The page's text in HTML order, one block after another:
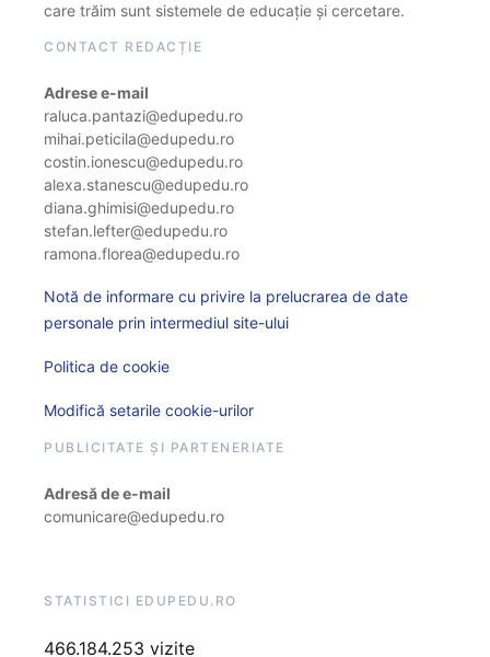
care trăim sunt sistemele de educație și cercetare.
CONTACT REDACȚIE
Adrese e-mail
raluca.pantazi@edupedu.ro
mihai.peticila@edupedu.ro
costin.ionescu@edupedu.ro
alexa.stanescu@edupedu.ro
diana.ghimisi@edupedu.ro
stefan.lefter@edupedu.ro
ramona.florea@edupedu.ro
Notă de informare cu privire la prelucrarea de date
personale prin intermediul site-ului
Politica de cookie
Modifică setarile cookie-urilor
PUBLICITATE ȘI PARTENERIATE
Adresă de e-mail
comunicare@edupedu.ro
STATISTICI EDUPEDU.RO
466.184.253 vizite